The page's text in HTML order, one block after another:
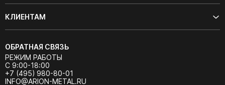
КЛИЕНТАМ
ОБРАТНАЯ СВЯЗЬ
РЕЖИМ РАБОТЫ
С 9:00-18:00
+7 (495) 980-80-01
INFO@ARION-METAL.RU